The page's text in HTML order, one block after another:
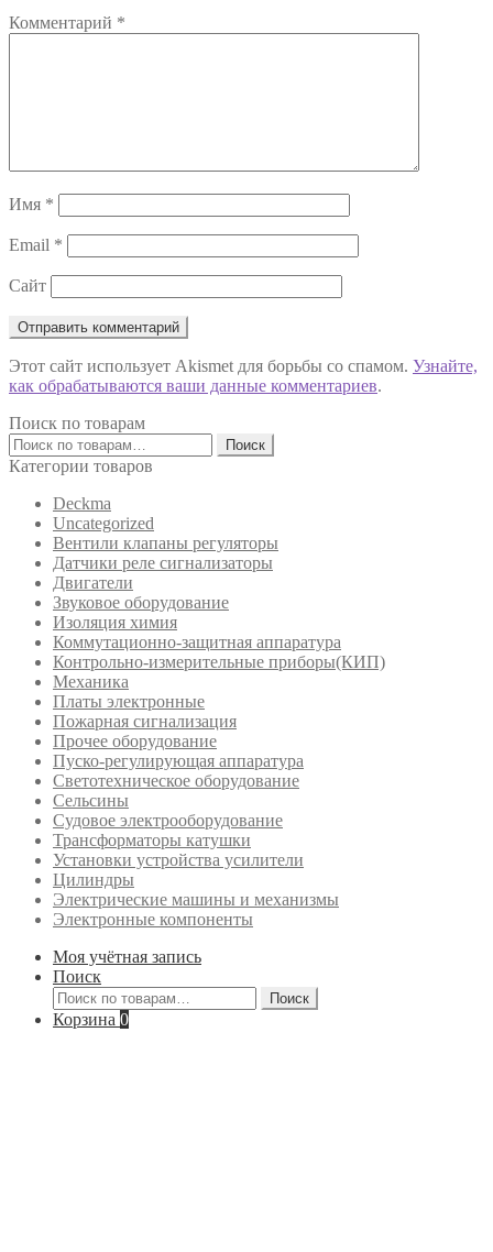
Комментарий *
Имя *
Email *
Сайт
Этот сайт использует Akismet для борьбы со спамом. Узнайте,
как обрабатываются ваши данные комментариев.
Поиск по товарам
Искать:
Поиск
Категории товаров
Deckma
Uncategorized
Вентили клапаны регуляторы
Датчики реле сигнализаторы
Двигатели
Звуковое оборудование
Изоляция химия
Коммутационно-защитная аппаратура
Контрольно-измерительные приборы(КИП)
Механика
Платы электронные
Пожарная сигнализация
Прочее оборудование
Пуско-регулирующая аппаратура
Светотехническое оборудование
Сельсины
Судовое электрооборудование
Трансформаторы катушки
Установки устройства усилители
Цилиндры
Электрические машины и механизмы
Электронные компоненты
Моя учётная запись
Поиск
Искать:
Поиск
Корзина 0